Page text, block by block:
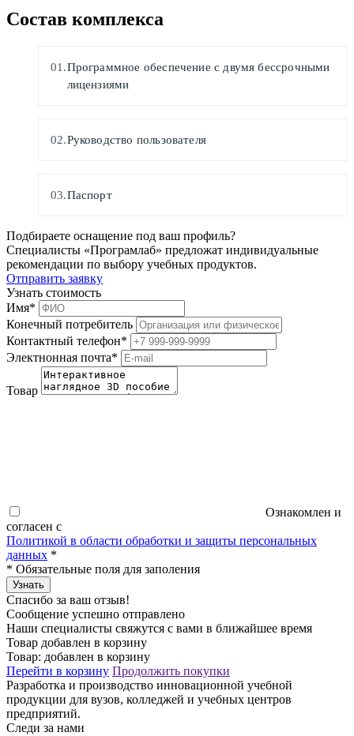
Состав комплекса
Программное обеспечение с двумя бессрочными
лицензиями
Руководство пользователя
Паспорт
Подбираете оснащение под ваш профиль?
Специалисты «Програмлаб» предложат индивидуальные
рекомендации по выбору учебных продуктов.
Отправить заявку
Узнать стоимость
Имя*
Конечный потребитель
Контактный телефон*
Электнонная почта*
Товар
Ознакомлен и
согласен с
Политикой в области обработки и защиты персональных
данных *
* Обязательные поля для заполения
Узнать
Спасибо за ваш отзыв!
Сообщение успешно отправлено
Наши специалисты свяжутся с вами в ближайшее время
Товар добавлен в корзину
Товар: добавлен в корзину
Перейти в корзину Продолжить покупки
Разработка и производство инновационной учебной
продукции для вузов, колледжей и учебных центров
предприятий.
Следи за нами